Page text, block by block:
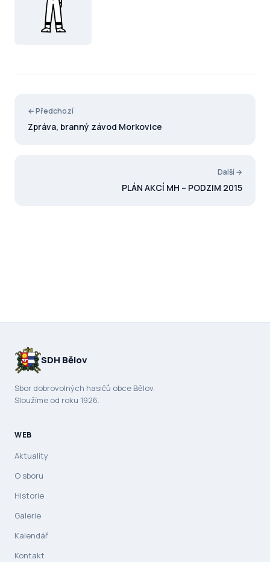
← Předchozí
Zpráva, branný závod Morkovice
Další →
PLÁN AKCÍ MH – PODZIM 2015
SDH Bělov
Sbor dobrovolných hasičů obce Bělov.
Sloužíme od roku 1926.
WEB
Aktuality
O sboru
Historie
Galerie
Kalendář
Kontakt